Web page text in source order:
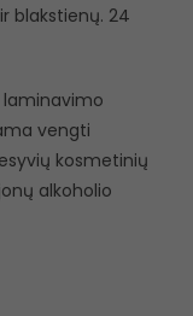
blakstienų. 24
laminavimo
vengti
kosmetinių
alkoholio